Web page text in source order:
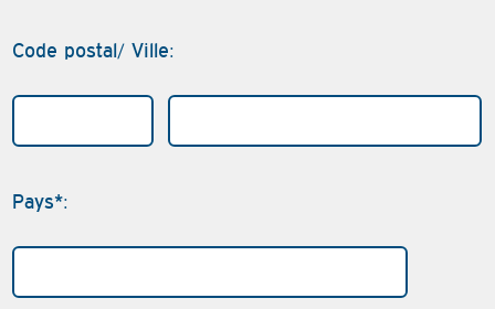
Code postal/ Ville:
Pays*: